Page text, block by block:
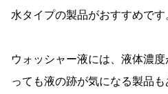
水タイプの製品がおすすめです
ウォッシャー液には、液体濃
っても液の跡が気になる製品も